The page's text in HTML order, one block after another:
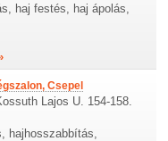
haj festés, haj ápolás,
Csepel
Lajos U. 154-158.
hajhosszabbítás,